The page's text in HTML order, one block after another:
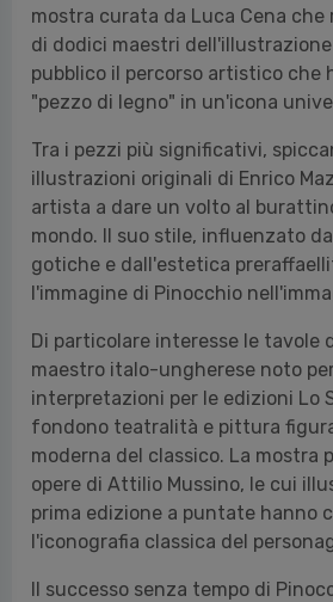
mostra curata da Luca Cena che
di dodici maestri
pubblico il percorso artistico che
"pezzo di legno" in un'icona
Tra i pezzi più significativi,
illustrazioni originali di Enrico
artista a dare un volto al
mondo. Il suo stile, influenzato
gotiche e dall'estetica
l'immagine di Pinocchio
Di particolare interesse le tavole
maestro italo-ungherese noto
interpretazioni per le edizioni Lo
fondono teatralità e pittura
moderna del classico. La mostra
opere di Attilio Mussino, le cui
prima edizione a puntate hanno
l'iconografia classica del
Il successo senza tempo di